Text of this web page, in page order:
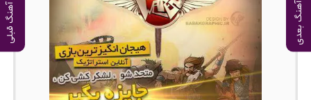
آهنگ بعدی آهنگ قبلی